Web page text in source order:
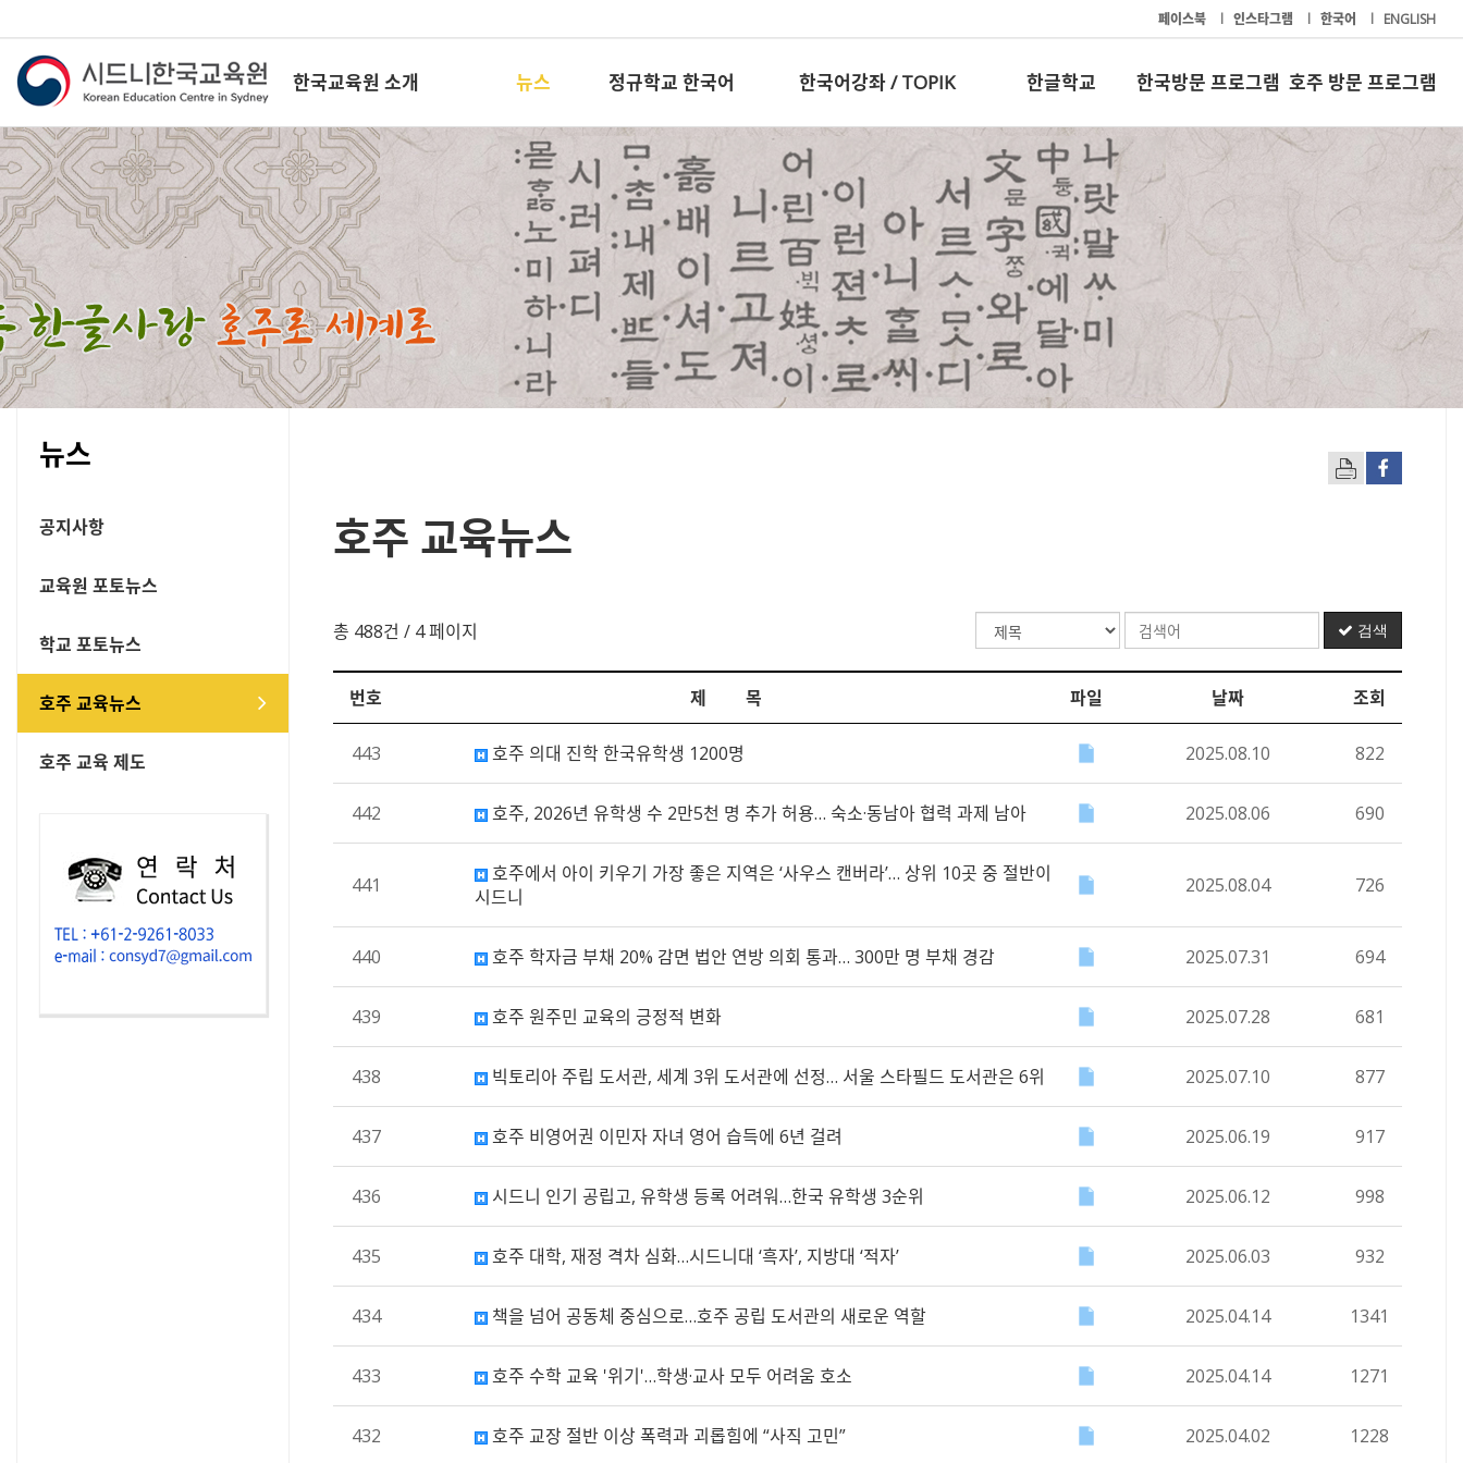
페이스북 l 인스타그램 l 한국어 l ENGLISH
한국교육원 소개 뉴스 정규학교 한국어 한국어강좌 / TOPIK 한글학교 한국방문 프로그램 호주 방문 프로그램
뉴스
공지사항
교육원 포토뉴스
학교 포토뉴스
호주 교육뉴스
호주 교육 제도
호주 교육뉴스
총 488건 / 4 페이지 검색
번호 제 목 파일 날짜 조회
443 호주 의대 진학 한국유학생 1200명 2025.08.10 822
442 호주, 2026년 유학생 수 2만5천 명 추가 허용… 숙소·동남아 협력 과제 남아 2025.08.06 690
441
호주에서 아이 키우기 가장 좋은 지역은 ‘사우스 캔버라’… 상위 10곳 중 절반이
시드니
2025.08.04 726
440 호주 학자금 부채 20% 감면 법안 연방 의회 통과… 300만 명 부채 경감 2025.07.31 694
439 호주 원주민 교육의 긍정적 변화 2025.07.28 681
438 빅토리아 주립 도서관, 세계 3위 도서관에 선정… 서울 스타필드 도서관은 6위 2025.07.10 877
437 호주 비영어권 이민자 자녀 영어 습득에 6년 걸려 2025.06.19 917
436 시드니 인기 공립고, 유학생 등록 어려워…한국 유학생 3순위 2025.06.12 998
435 호주 대학, 재정 격차 심화…시드니대 ‘흑자’, 지방대 ‘적자’ 2025.06.03 932
434 책을 넘어 공동체 중심으로…호주 공립 도서관의 새로운 역할 2025.04.14 1341
433 호주 수학 교육 '위기'…학생·교사 모두 어려움 호소 2025.04.14 1271
432 호주 교장 절반 이상 폭력과 괴롭힘에 “사직 고민” 2025.04.02 1228